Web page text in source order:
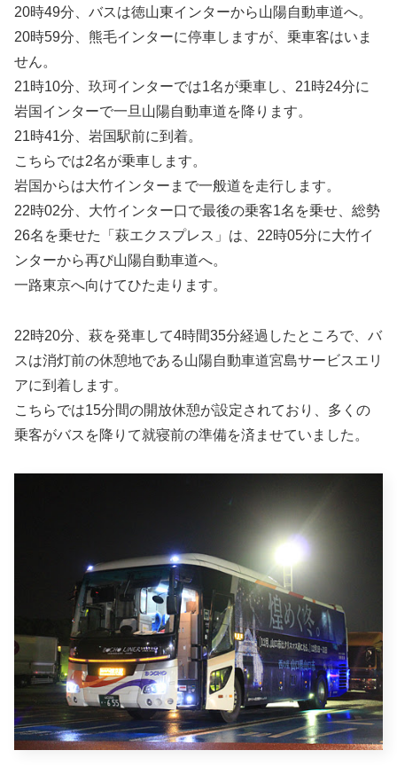
20時49分、バスは徳山東インターから山陽自動車道へ。
20時59分、熊毛インターに停車しますが、乗車客はいま
せん。
21時10分、玖珂インターでは1名が乗車し、21時24分に
岩国インターで一旦山陽自動車道を降ります。
21時41分、岩国駅前に到着。
こちらでは2名が乗車します。
岩国からは大竹インターまで一般道を走行します。
22時02分、大竹インター口で最後の乗客1名を乗せ、総勢
26名を乗せた「萩エクスプレス」は、22時05分に大竹イ
ンターから再び山陽自動車道へ。
一路東京へ向けてひた走ります。
22時20分、萩を発車して4時間35分経過したところで、バ
スは消灯前の休憩地である山陽自動車道宮島サービスエリ
アに到着します。
こちらでは15分間の開放休憩が設定されており、多くの
乗客がバスを降りて就寝前の準備を済ませていました。